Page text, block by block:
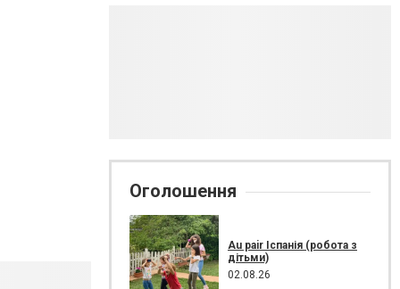
Оголошення
Au pair Іспанія (робота з
дітьми)
02.08.26